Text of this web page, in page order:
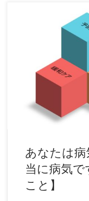
あなたは病気です。
うこと】 逆流性食道
あなたは
当に病気で
こと】